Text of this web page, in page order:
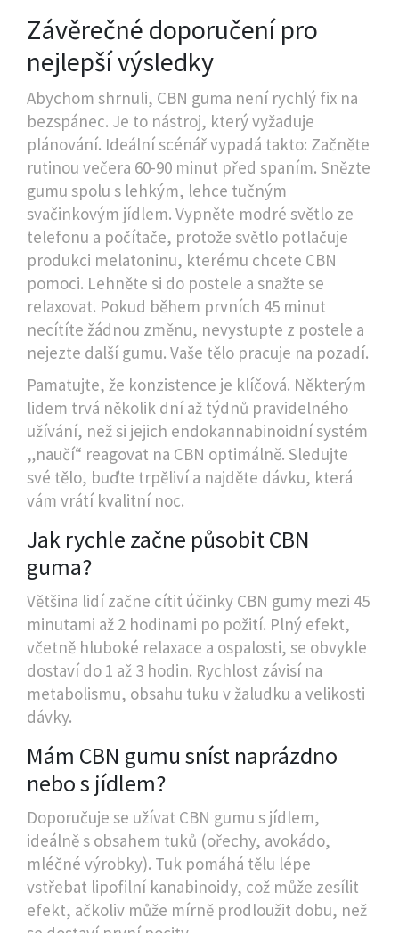
Závěrečné doporučení pro
nejlepší výsledky
Abychom shrnuli, CBN guma není rychlý fix na
bezspánec. Je to nástroj, který vyžaduje
plánování. Ideální scénář vypadá takto: Začněte
rutinou večera 60-90 minut před spaním. Snězte
gumu spolu s lehkým, lehce tučným
svačinkovým jídlem. Vypněte modré světlo ze
telefonu a počítače, protože světlo potlačuje
produkci melatoninu, kterému chcete CBN
pomoci. Lehněte si do postele a snažte se
relaxovat. Pokud během prvních 45 minut
necítíte žádnou změnu, nevystupte z postele a
nejezte další gumu. Vaše tělo pracuje na pozadí.
Pamatujte, že konzistence je klíčová. Některým
lidem trvá několik dní až týdnů pravidelného
užívání, než si jejich endokannabinoidní systém
„naučí“ reagovat na CBN optimálně. Sledujte
své tělo, buďte trpěliví a najděte dávku, která
vám vrátí kvalitní noc.
Jak rychle začne působit CBN
guma?
Většina lidí začne cítit účinky CBN gumy mezi 45
minutami až 2 hodinami po požití. Plný efekt,
včetně hluboké relaxace a ospalosti, se obvykle
dostaví do 1 až 3 hodin. Rychlost závisí na
metabolismu, obsahu tuku v žaludku a velikosti
dávky.
Mám CBN gumu sníst naprázdno
nebo s jídlem?
Doporučuje se užívat CBN gumu s jídlem,
ideálně s obsahem tuků (ořechy, avokádo,
mléčné výrobky). Tuk pomáhá tělu lépe
vstřebat lipofilní kanabinoidy, což může zesílit
efekt, ačkoliv může mírně prodloužit dobu, než